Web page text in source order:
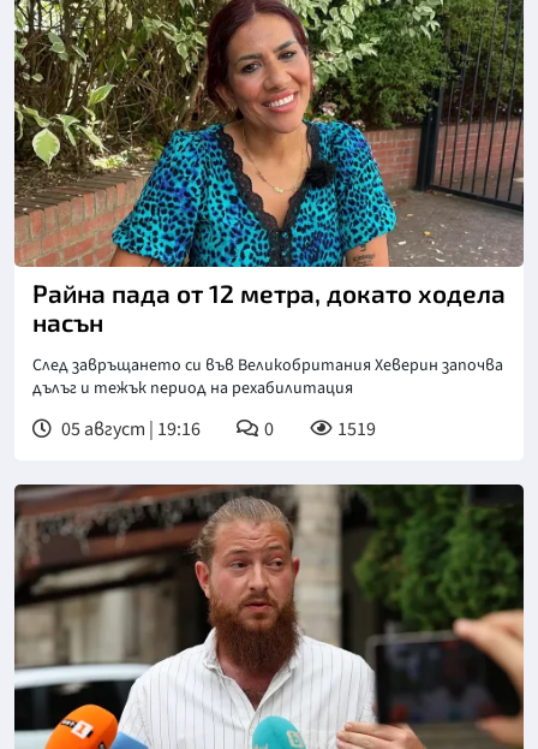
Райна пада от 12 метра, докато ходела
насън
След завръщането си във Великобритания Хеверин започва
дълъг и тежък период на рехабилитация
05 август | 19:16 0 1519